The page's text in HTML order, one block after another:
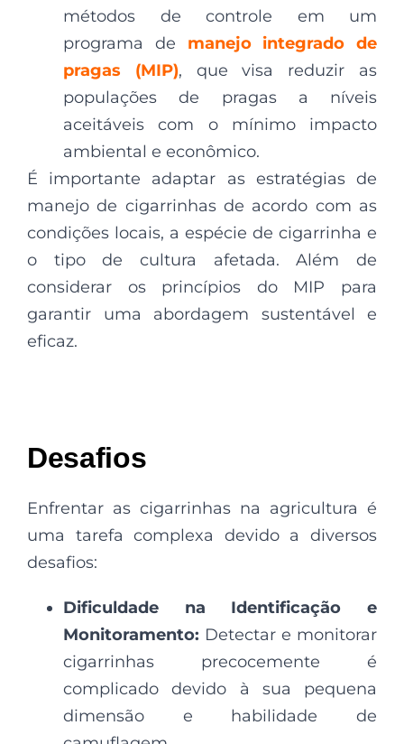
métodos de controle em um
programa de manejo integrado de
pragas (MIP), que visa reduzir as
populações de pragas a níveis
aceitáveis com o mínimo impacto
ambiental e econômico.
É importante adaptar as estratégias de
manejo de cigarrinhas de acordo com as
condições locais, a espécie de cigarrinha e
o tipo de cultura afetada. Além de
considerar os princípios do MIP para
garantir uma abordagem sustentável e
eficaz.
Desafios
Enfrentar as cigarrinhas na agricultura é
uma tarefa complexa devido a diversos
desafios:
Dificuldade na Identificação e
Monitoramento: Detectar e monitorar
cigarrinhas precocemente é
complicado devido à sua pequena
dimensão e habilidade de